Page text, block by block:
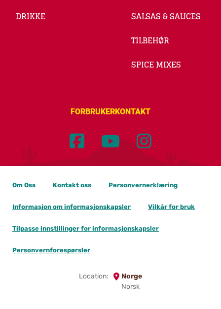
DRIKKE
SALSAS & SAUCES
TILBEHØR
SPICE MIXES
FORBRUKERKONTAKT
Location:
Norge
Norsk
Om Oss Kontakt oss Personvernerklæring
Informasjon om informasjonskapsler Vilkår for bruk
Tilpasse innstillinger for informasjonskapsler
Personvernforespørsler